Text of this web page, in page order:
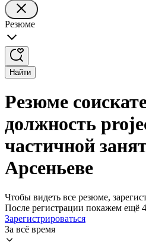
Резюме
Найти
Резюме
должность
частичной
Арсеньеве
Чтобы видеть все резюме,
После регистрации покажем ещё
Зарегистрироваться
За всё время